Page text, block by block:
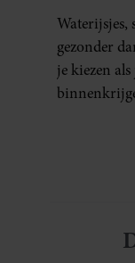
Waterijsjes,
gezonder
je kiezen